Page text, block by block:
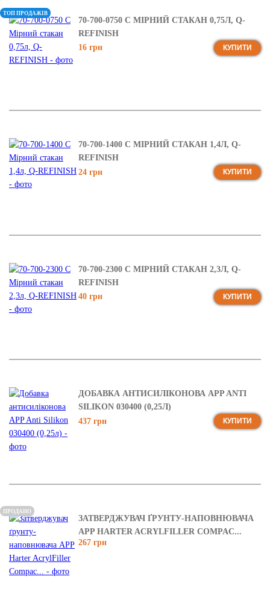
70-700-0750 C МІРНИЙ СТАКАН 0,75Л, Q-
REFINISH
16 грн
КУПИТИ
ТОП ПРОДАЖІВ
70-700-1400 C МІРНИЙ СТАКАН 1,4Л, Q-
REFINISH
24 грн
КУПИТИ
70-700-2300 C МІРНИЙ СТАКАН 2,3Л, Q-
REFINISH
40 грн
КУПИТИ
ДОБАВКА АНТИСИЛІКОНОВА APP ANTI
SILIKON 030400 (0,25Л)
437 грн
КУПИТИ
ЗАТВЕРДЖУВАЧ ҐРУНТУ-НАПОВНЮВАЧА
APP HARTER ACRYLFILLER COMPAC...
267 грн
ПРОДАНО